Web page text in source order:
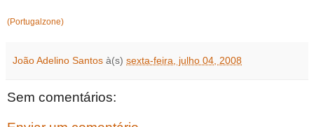
(Portugalzone)
João Adelino Santos à(s) sexta-feira, julho 04, 2008
Sem comentários: